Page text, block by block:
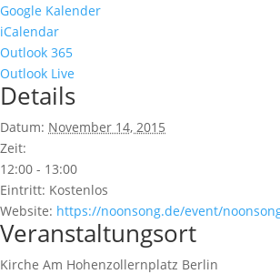
Google Kalender
iCalendar
Outlook 365
Outlook Live
Details
Datum: November 14, 2015
Zeit:
12:00 - 13:00
Eintritt: Kostenlos
Website: https://noonsong.de/event/
Veranstaltungsort
Kirche Am Hohenzollernplatz Berlin